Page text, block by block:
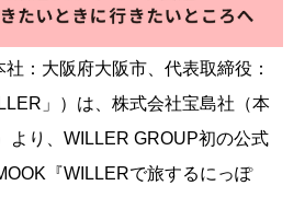
：大阪府大阪市、代表取締役：
」）は、株式会社宝島社（本
より、WILLER GROUP初の公式
『WILLERで旅するにっぽ